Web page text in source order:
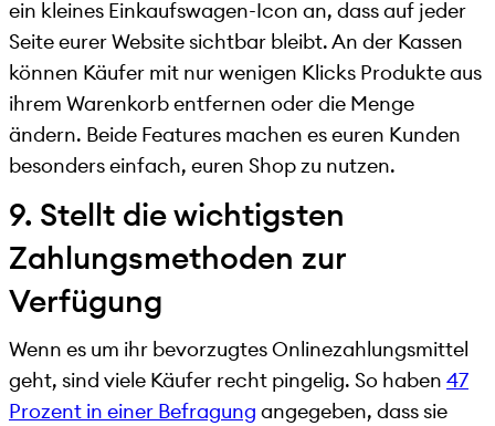
ein kleines Einkaufswagen-Icon an, dass auf jeder
Seite eurer Website sichtbar bleibt. An der Kassen
können Käufer mit nur wenigen Klicks Produkte aus
ihrem Warenkorb entfernen oder die Menge
ändern. Beide Features machen es euren Kunden
besonders einfach, euren Shop zu nutzen.
9. Stellt die wichtigsten
Zahlungsmethoden zur
Verfügung
Wenn es um ihr bevorzugtes Onlinezahlungsmittel
geht, sind viele Käufer recht pingelig. So haben 47
Prozent in einer Befragung angegeben, dass sie